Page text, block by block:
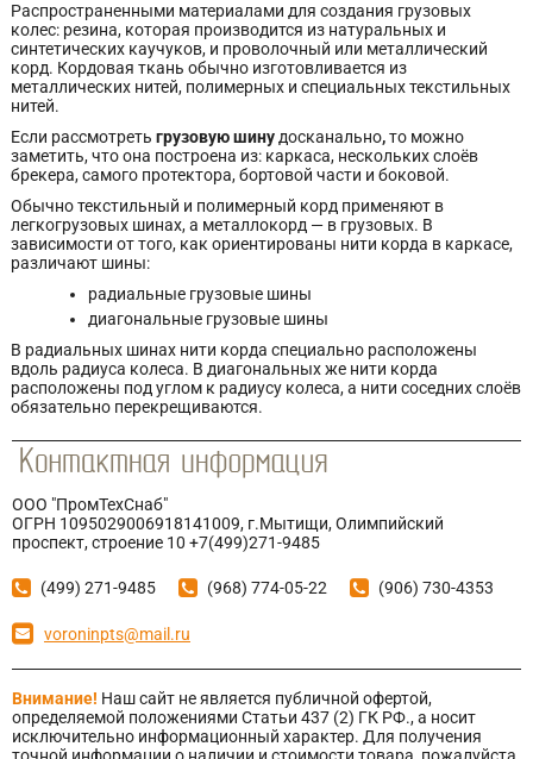
Распространенными материалами для создания грузовых
колес: резина, которая производится из натуральных и
синтетических каучуков, и проволочный или металлический
корд. Кордовая ткань обычно изготовливается из
металлических нитей, полимерных и специальных текстильных
нитей.
Если рассмотреть грузовую шину досканально,то можно
заметить, что она построена из: каркаса, нескольких слоёв
брекера, самого протектора, бортовой части и боковой.
Обычно текстильный и полимерный корд применяют в
легкогрузовых шинах, а металлокорд — в грузовых. В
зависимости от того, как ориентированы нити корда в каркасе,
различают шины:
радиальные грузовые шины
диагональные грузовые шины
В радиальных шинах нити корда специально расположены
вдоль радиуса колеса. В диагональных же нити корда
расположены под углом к радиусу колеса, а нити соседних слоёв
обязательно перекрещиваются.
ООО "ПромТехСнаб"
ОГРН 1095029006918141009, г.Мытищи, Олимпийский
проспект, строение 10 +7(499)271-9485
(499) 271-9485 (968) 774-05-22 (906) 730-4353
voroninpts@mail.ru
Внимание! Наш сайт не является публичной офертой,
определяемой положениями Статьи 437 (2) ГК РФ., а носит
исключительно информационный характер. Для получения